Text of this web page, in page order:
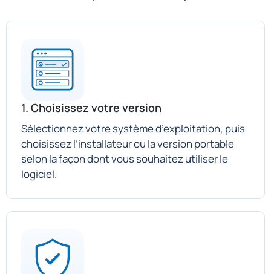
1. Choisissez votre version
Sélectionnez votre système d’exploitation, puis
choisissez l’installateur ou la version portable
selon la façon dont vous souhaitez utiliser le
logiciel.